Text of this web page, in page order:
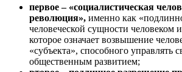
первое – «социалистическая
революция», именно как
человеческой сущности человеком
которое означает возвышение
«субъекта», способного управлять
общественным развитием;